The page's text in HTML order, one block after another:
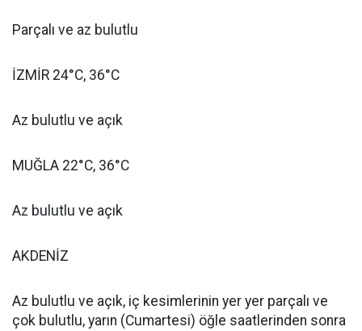
Parçalı ve az bulutlu
İZMİR 24°C, 36°C
Az bulutlu ve açık
MUĞLA 22°C, 36°C
Az bulutlu ve açık
AKDENİZ
Az bulutlu ve açık, iç kesimlerinin yer yer parçalı ve
çok bulutlu, yarın (Cumartesi) öğle saatlerinden sonra